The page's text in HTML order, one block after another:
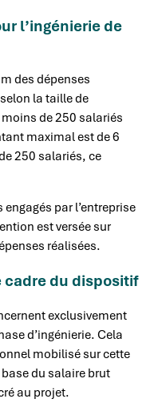
l’ingénierie de
des dépenses
la taille de
moins de 250 salariés
maximal est de 6
250 salariés, ce
par l’entreprise
est versée sur
réalisées.
cadre du dispositif
exclusivement
d’ingénierie. Cela
mobilisé sur cette
du salaire brut
au projet.